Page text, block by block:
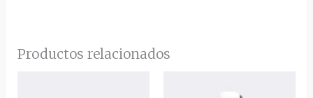
Productos relacionados